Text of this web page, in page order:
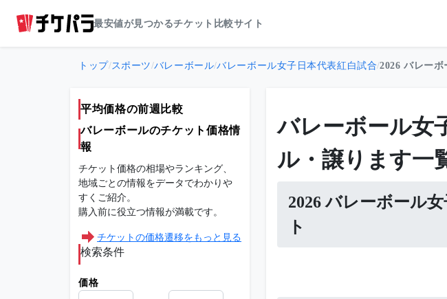
最安値が見つかるチケット比較サイト
トップ/スポーツ/バレーボール/バレーボール女子日本代表紅白試合/2026 バレー
バレーボール女
ル・譲ります一
2026 バレーボール
ト
平均価格の前週比較
バレーボールのチケット価格情
報
チケット価格の相場やランキング、
地域ごとの情報をデータでわかりや
すくご紹介。
購入前に役立つ情報が満載です。
チケットの価格遷移をもっと見る
検索条件
価格